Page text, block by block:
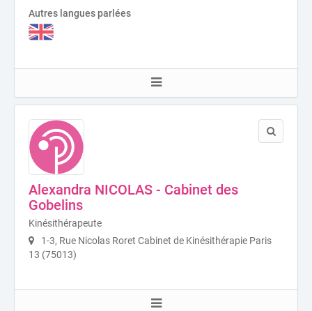
Autres langues parlées
Alexandra NICOLAS - Cabinet des
Gobelins
Kinésithérapeute
1-3, Rue Nicolas Roret Cabinet de Kinésithérapie Paris
13 (75013)